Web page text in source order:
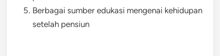
Berbagai sumber edukasi mengenai kehidupan
setelah pensiun